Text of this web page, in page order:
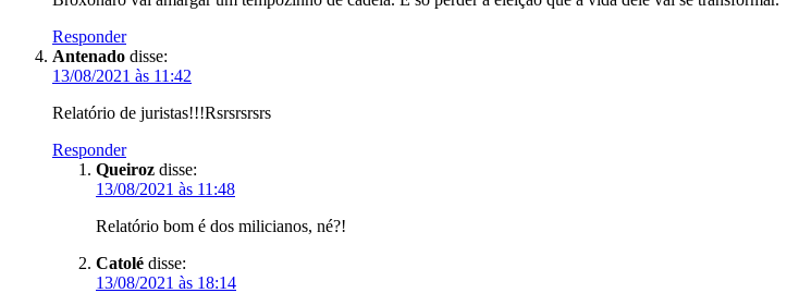
Responder
Antenado disse:
13/08/2021 às 11:42
Relatório de juristas!!!Rsrsrsrsrs
Responder
Queiroz disse:
13/08/2021 às 11:48
Relatório bom é dos milicianos, né?!
Catolé disse:
13/08/2021 às 18:14